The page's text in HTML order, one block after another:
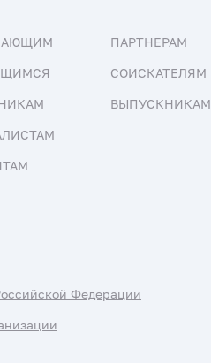
ПАРТНЕРАМ
СОИСКАТЕЛЯМ
ВЫПУСКНИКАМ
Федерации